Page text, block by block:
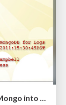
Visualizing Your Data: Incorporating Mongo into Loggly Infrastructure